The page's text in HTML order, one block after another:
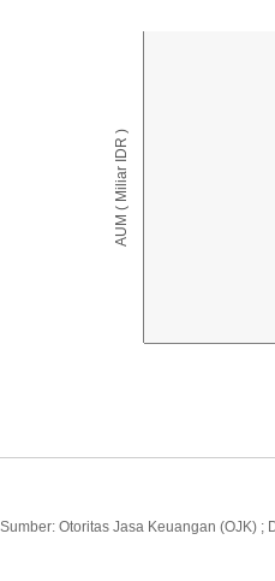
AUM ( Miliar IDR )
Sumber: Otoritas Jasa Keuangan (OJK) ;